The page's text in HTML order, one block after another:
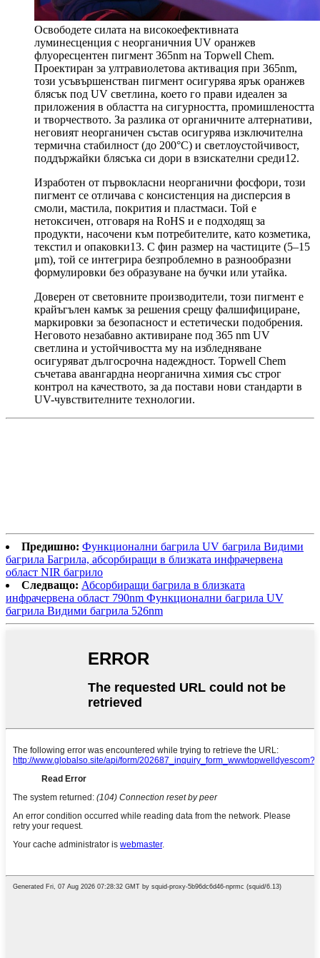
Освободете силата на високоефективната
луминесценция с неорганичния UV оранжев
флуоресцентен пигмент 365nm на Topwell Chem.
Проектиран за ултравиолетова активация при 365nm,
този усъвършенстван пигмент осигурява ярък оранжев
блясък под UV светлина, което го прави идеален за
приложения в областта на сигурността, промишлеността
и творчеството. За разлика от органичните алтернативи,
неговият неорганичен състав осигурява изключителна
термична стабилност (до 200°C) и светлоустойчивост,
поддържайки блясъка си дори в взискателни среди12.
Изработен от първокласни неорганични фосфори, този
пигмент се отличава с консистенция на дисперсия в
смоли, мастила, покрития и пластмаси. Той е
нетоксичен, отговаря на RoHS и е подходящ за
продукти, насочени към потребителите, като козметика,
текстил и опаковки13. С фин размер на частиците (5–15
μm), той се интегрира безпроблемно в разнообразни
формулировки без образуване на бучки или утайка.
Доверен от световните производители, този пигмент е
крайъгълен камък за решения срещу фалшифициране,
маркировки за безопасност и естетически подобрения.
Неговото незабавно активиране под 365 nm UV
светлина и устойчивостта му на избледняване
осигуряват дългосрочна надеждност. Topwell Chem
съчетава авангардна неорганична химия със строг
контрол на качеството, за да постави нови стандарти в
UV-чувствителните технологии.
Предишно: Функционални багрила UV багрила Видими
багрила Багрила, абсорбиращи в близката инфрачервена
област NIR багрило
Следващо: Абсорбиращи багрила в близката
инфрачервена област 790nm Функционални багрила UV
багрила Видими багрила 526nm